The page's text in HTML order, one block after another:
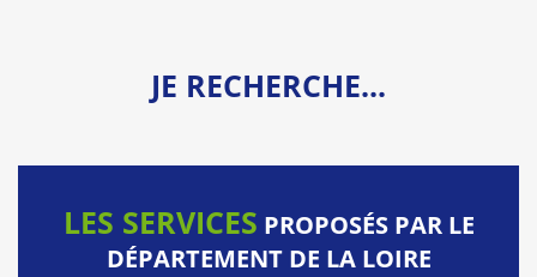
JE RECHERCHE...
LES SERVICES PROPOSÉS PAR LE
DÉPARTEMENT DE LA LOIRE